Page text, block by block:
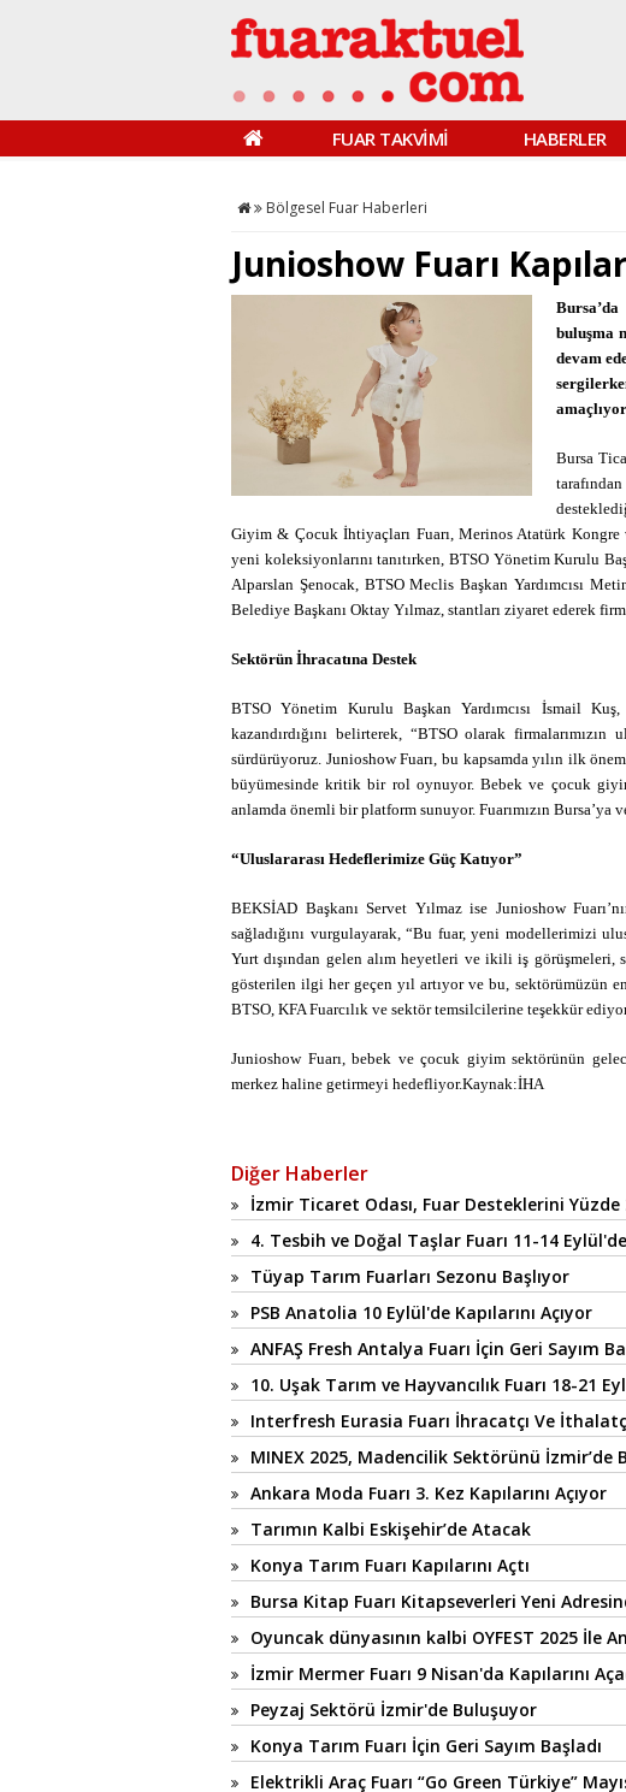
FUAR TAKVİMİ HABERLER
Bölgesel Fuar Haberleri
Junioshow Fuarı
buluşma
devam
Bursa
Giyim & Çocuk İhtiyaçları Fuarı, Merinos Atatürk Kongre
yeni koleksiyonlarını tanıtırken, BTSO Yönetim Kurulu
Alparslan Şenocak, BTSO Meclis Başkan Yardımcısı
Belediye Başkanı Oktay Yılmaz, stantları ziyaret ederek
Sektörün İhracatına Destek
BTSO Yönetim Kurulu Başkan Yardımcısı İsmail
kazandırdığını belirterek, “BTSO olarak firmalarımızın
sürdürüyoruz. Junioshow Fuarı, bu kapsamda yılın ilk
büyümesinde kritik bir rol oynuyor. Bebek ve çocuk
anlamda önemli bir platform sunuyor. Fuarımızın Bursa’ya
“Uluslararası Hedeflerimize Güç Katıyor”
BEKSİAD Başkanı Servet Yılmaz ise Junioshow
sağladığını vurgulayarak, “Bu fuar, yeni modellerimizi
Yurt dışından gelen alım heyetleri ve ikili iş görüşmeleri,
gösterilen ilgi her geçen yıl artıyor ve bu, sektörümüzün
BTSO, KFA Fuarcılık ve sektör temsilcilerine teşekkür
Junioshow Fuarı, bebek ve çocuk giyim sektörünün
merkez haline getirmeyi hedefliyor.Kaynak:İHA
Diğer Haberler
İzmir Ticaret Odası, Fuar Desteklerini Yüzde
4. Tesbih ve Doğal Taşlar Fuarı 11-14
Tüyap Tarım Fuarları Sezonu Başlıyor
PSB Anatolia 10 Eylül'de Kapılarını Açıyor
ANFAŞ Fresh Antalya Fuarı İçin Geri Sayım
10. Uşak Tarım ve Hayvancılık Fuarı 18-21
Interfresh Eurasia Fuarı İhracatçı Ve
MINEX 2025, Madencilik Sektörünü İzmir’de
Ankara Moda Fuarı 3. Kez Kapılarını Açıyor
Tarımın Kalbi Eskişehir’de Atacak
Konya Tarım Fuarı Kapılarını Açtı
Bursa Kitap Fuarı Kitapseverleri Yeni
Oyuncak dünyasının kalbi OYFEST 2025 İle
İzmir Mermer Fuarı 9 Nisan'da Kapılarını
Peyzaj Sektörü İzmir'de Buluşuyor
Konya Tarım Fuarı İçin Geri Sayım Başladı
Elektrikli Araç Fuarı “Go Green Türkiye”